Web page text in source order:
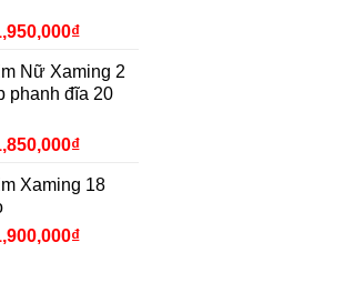
₫Giá
tại
là:
Nữ Xaming 2
phanh đĩa 20
₫Giá
tại
1,850,000₫.
Xaming 18
₫Giá